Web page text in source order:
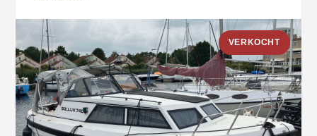
VERKOCHT